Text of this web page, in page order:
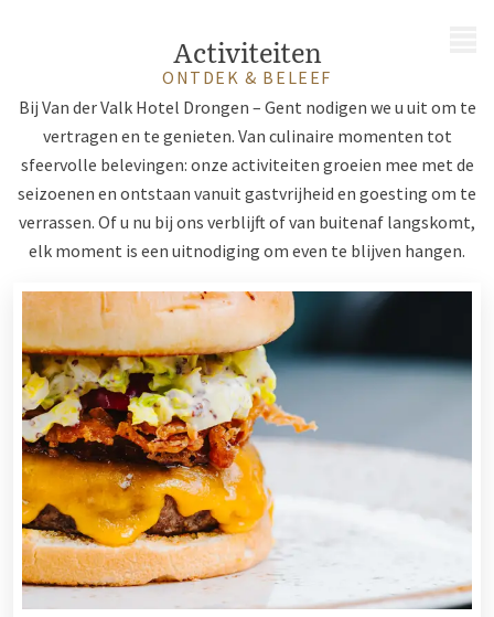
Activiteiten
ONTDEK & BELEEF
Bij Van der Valk Hotel Drongen – Gent nodigen we u uit om te
vertragen en te genieten. Van culinaire momenten tot
sfeervolle belevingen: onze activiteiten groeien mee met de
seizoenen en ontstaan vanuit gastvrijheid en goesting om te
verrassen. Of u nu bij ons verblijft of van buitenaf langskomt,
elk moment is een uitnodiging om even te blijven hangen.